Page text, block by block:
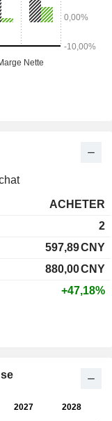
ACHETER
2
597,89CNY
880,00CNY
+47,18%